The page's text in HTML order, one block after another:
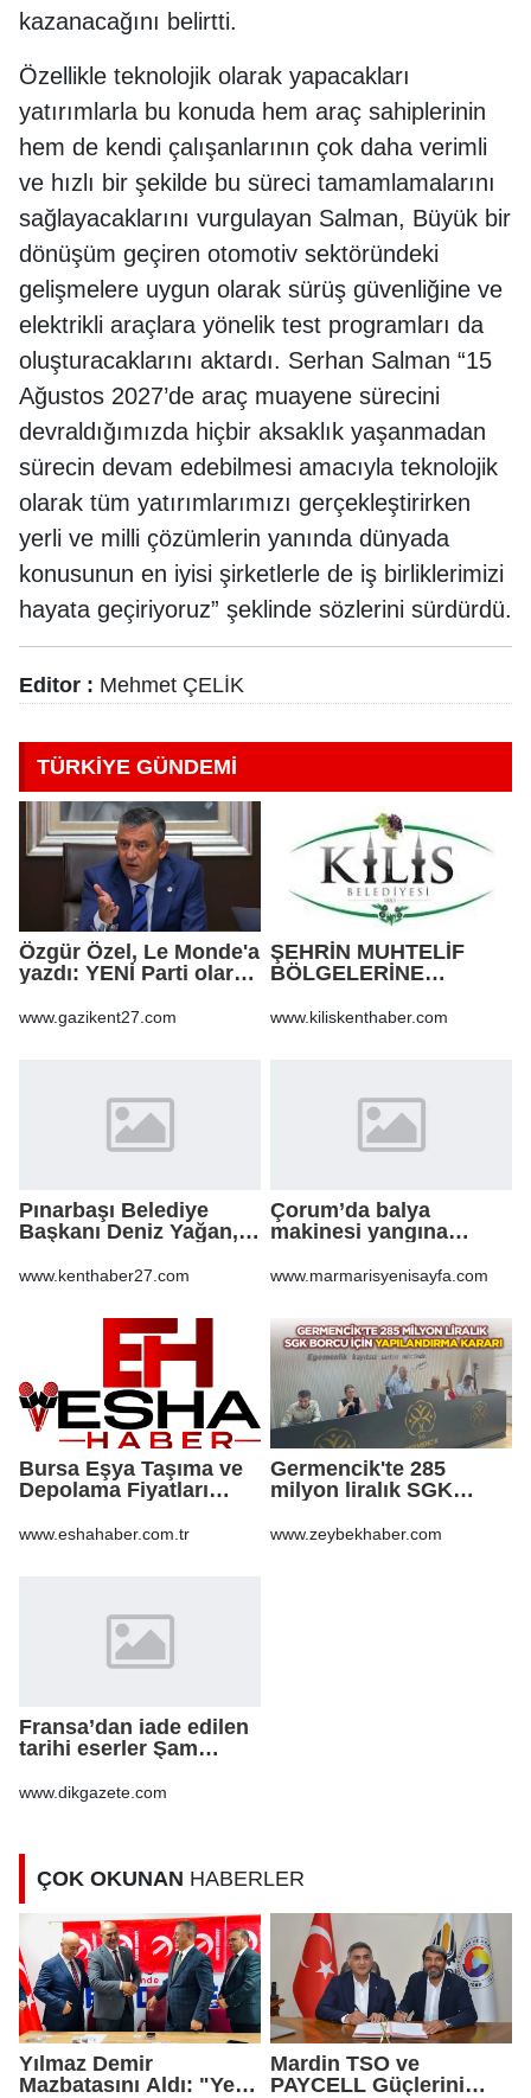
kazanacağını belirtti.
Özellikle teknolojik olarak yapacakları
yatırımlarla bu konuda hem araç sahiplerinin
hem de kendi çalışanlarının çok daha verimli
ve hızlı bir şekilde bu süreci tamamlamalarını
sağlayacaklarını vurgulayan Salman, Büyük bir
dönüşüm geçiren otomotiv sektöründeki
gelişmelere uygun olarak sürüş güvenliğine ve
elektrikli araçlara yönelik test programları da
oluşturacaklarını aktardı. Serhan Salman “15
Ağustos 2027’de araç muayene sürecini
devraldığımızda hiçbir aksaklık yaşanmadan
sürecin devam edebilmesi amacıyla teknolojik
olarak tüm yatırımlarımızı gerçekleştirirken
yerli ve milli çözümlerin yanında dünyada
konusunun en iyisi şirketlerle de iş birliklerimizi
hayata geçiriyoruz” şeklinde sözlerini sürdürdü.
Editor : Mehmet ÇELİK
TÜRKİYE GÜNDEMİ
Özgür Özel, Le Monde'a
yazdı: YENİ Parti olarak
öneriyoruz
www.gazikent27.com
ŞEHRİN MUHTELİF
BÖLGELERİNE
VE BOZULAN
www.kiliskenthaber.com
Pınarbaşı Belediye
Başkanı Deniz Yağan,
www.kenthaber27.com
Çorum’da balya
makinesi yangına
anız küle döndü
www.marmarisyenisayfa.com
Bursa Eşya Taşıma ve
Depolama Fiyatları
İçin Bilinmesi
www.eshahaber.com.tr
Germencik'te 285
milyon liralık SGK
kararı
www.zeybekhaber.com
Fransa’dan iade edilen
tarihi eserler Şam
www.dikgazete.com
ÇOK OKUNAN HABERLER
Yılmaz Demir
Mazbatasını Aldı: "Yeni
Mardin TSO ve
PAYCELL Güçlerini